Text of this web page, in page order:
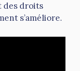
des droits
s’améliore.